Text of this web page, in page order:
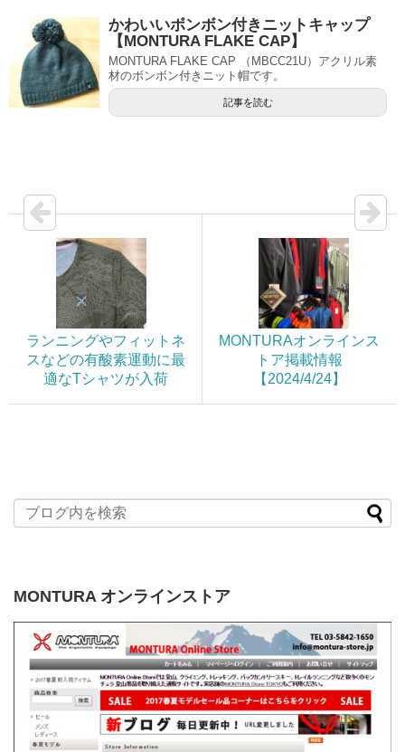
かわいいボンボン付きニットキャップ
【MONTURA FLAKE CAP】
MONTURA FLAKE CAP （MBCC21U）アクリル素
材のボンボン付きニット帽です。
記事を読む
ランニングやフィットネ
スなどの有酸素運動に最
適なTシャツが入荷
MONTURAオンラインス
トア掲載情報
【2024/4/24】
MONTURA オンラインストア